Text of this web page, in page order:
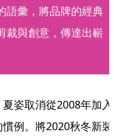
語彙，將品牌的經典
裁與創意，傳達出嶄
姿取消從2008年加入
例。將2020秋冬新裝